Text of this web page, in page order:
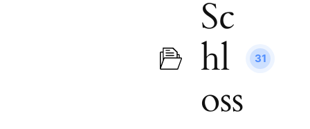
Sc
hl
oss
31